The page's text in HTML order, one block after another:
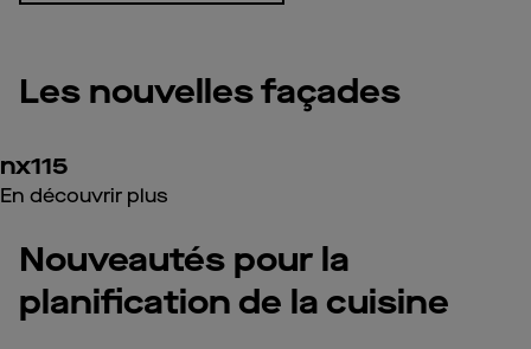
Les nouvelles façades
nx115
En découvrir plus
Nouveautés pour la
planification de la cuisine